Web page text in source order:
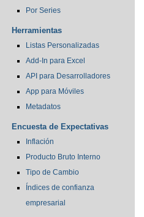
Por Series
Herramientas
Listas Personalizadas
Add-In para Excel
API para Desarrolladores
App para Móviles
Metadatos
Encuesta de Expectativas
Inflación
Producto Bruto Interno
Tipo de Cambio
Índices de confianza
empresarial